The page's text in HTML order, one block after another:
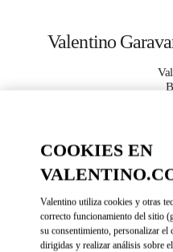
Valentino
COOKIES EN
Valentino utiliza cookies y otras
correcto funcionamiento del sitio
su consentimiento, personalizar
dirigidas y realizar análisis sobre